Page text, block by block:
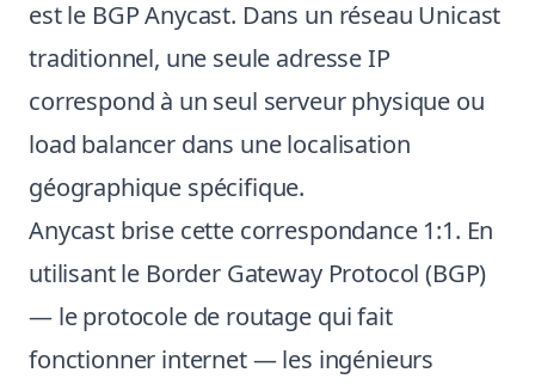
est le BGP Anycast. Dans un réseau Unicast
traditionnel, une seule adresse IP
correspond à un seul serveur physique ou
load balancer dans une localisation
géographique spécifique.
Anycast brise cette correspondance 1:1. En
utilisant le Border Gateway Protocol (BGP)
— le protocole de routage qui fait
fonctionner internet — les ingénieurs